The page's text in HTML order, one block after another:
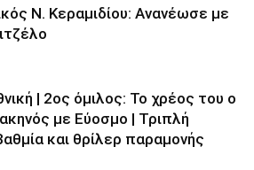
Ν. Κεραμιδίου: Ανανέωσε με
| 2ος όμιλος: Το χρέος του ο
με Εύοσμο | Τριπλή
και θρίλερ παραμονής